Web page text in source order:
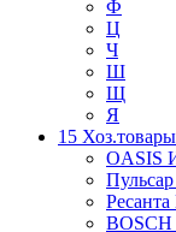
Ф
Ц
Ч
Ш
Щ
Я
15
OASIS
BOSCH